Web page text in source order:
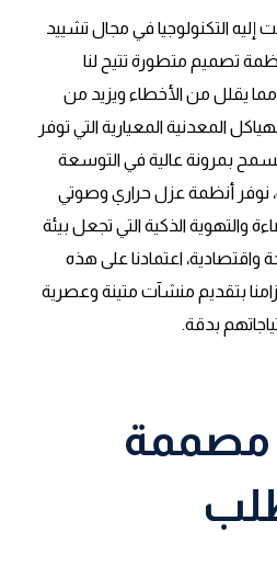
إليه التكنولوجيا في مجال تشييد
تصميم متطورة تتيح لنا
مما يقلل من الأخطاء ويزيد من
المعدنية المعيارية التي توفر
بمرونة عالية في التوسعة
نوفر أنظمة عزل حراري وصوتي
والتهوية الذكية التي تجعل بيئة
واقتصادية، اعتمادنا على هذه
بتقديم منشآت متينة وعصرية
بدقة.
مصممة